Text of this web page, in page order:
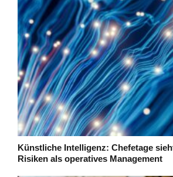
Künstliche Intelligenz: Chefetage
Risiken als operatives Management